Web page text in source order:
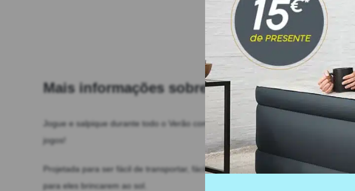
Mais informações sobre o produto
Jogue e salpique durante todo o Verão com os seus pequenos nesta fantástica
jogos!
Projetada para ser fácil de transportar, fácil de usar e de armazenar, esta piscina
para eles brincarem ao sol.